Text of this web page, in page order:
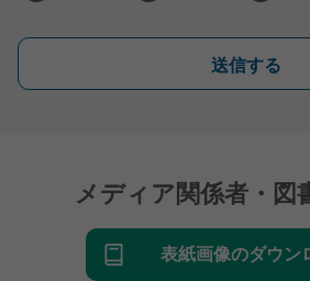
送信する
メディア関係者・図
表紙画像のダウン